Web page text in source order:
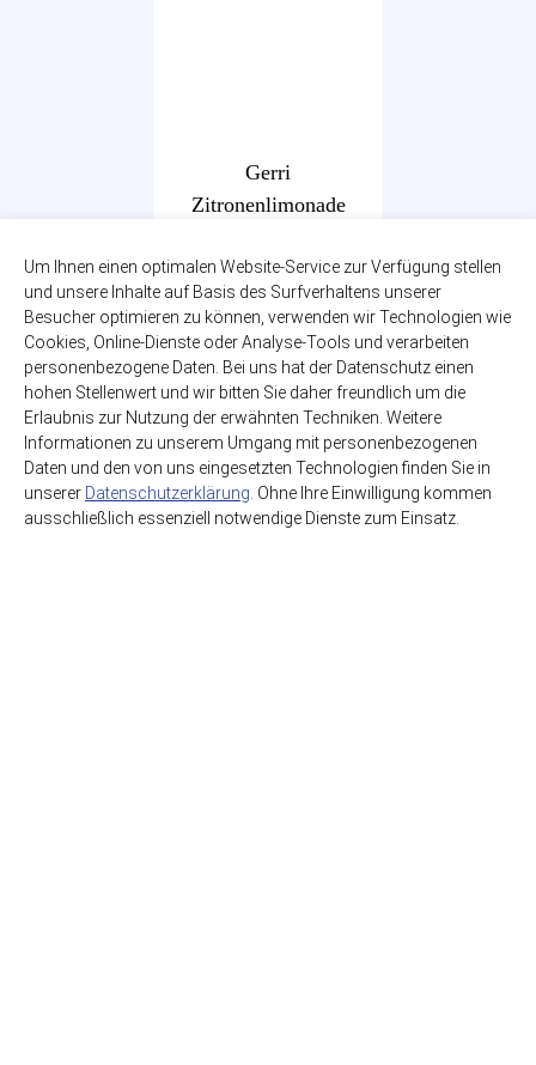
Gerri
Zitronenlimonade
12 x 1,00l
zzgl. 3,30€ Pfand
PET-MEHRWEG
12,99€
(1,08€ / Liter)
Um Ihnen einen optimalen Website-Service zur Verfügung stellen
und unsere Inhalte auf Basis des Surfverhaltens unserer
Besucher optimieren zu können, verwenden wir Technologien wie
Cookies, Online-Dienste oder Analyse-Tools und verarbeiten
personenbezogene Daten. Bei uns hat der Datenschutz einen
hohen Stellenwert und wir bitten Sie daher freundlich um die
Erlaubnis zur Nutzung der erwähnten Techniken. Weitere
Informationen zu unserem Umgang mit personenbezogenen
Daten und den von uns eingesetzten Technologien finden Sie in
unserer Datenschutzerklärung. Ohne Ihre Einwilligung kommen
ausschließlich essenziell notwendige Dienste zum Einsatz.